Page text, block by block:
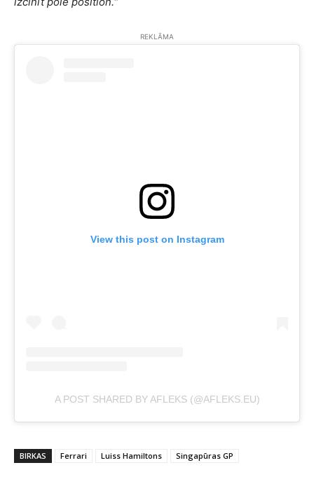
REKLĀMA
View this post on Instagram
A POST SHARED BY AFLEKS (@AFLEKS.EU)
BIRKAS Ferrari Luiss Hamiltons Singapūras GP